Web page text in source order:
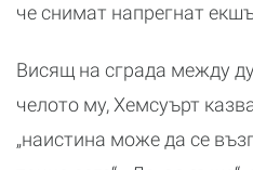
че снимат напрегнат
Висящ на сграда между
челото му, Хемсуърт
„наистина може да се